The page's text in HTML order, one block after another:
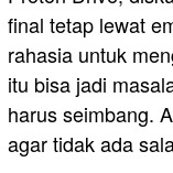
final tetap lewat
rahasia untuk
itu bisa jadi
harus seimbang.
agar tidak ada